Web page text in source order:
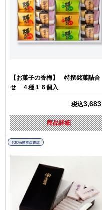
【お菓子の香梅】 特撰銘菓詰合
せ ４種１６個入
税込3,683
商品詳細